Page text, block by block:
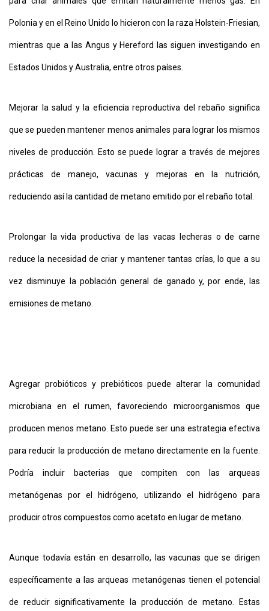
Polonia y en el Reino Unido lo hicieron con la raza Holstein-Friesian,
mientras que a las Angus y Hereford las siguen investigando en
Estados Unidos y Australia, entre otros países.
Mejorar la salud y la eficiencia reproductiva del rebaño significa
que se pueden mantener menos animales para lograr los mismos
niveles de producción. Esto se puede lograr a través de mejores
prácticas de manejo, vacunas y mejoras en la nutrición,
reduciendo así la cantidad de metano emitido por el rebaño total.
Prolongar la vida productiva de las vacas lecheras o de carne
reduce la necesidad de criar y mantener tantas crías, lo que a su
vez disminuye la población general de ganado y, por ende, las
emisiones de metano.
Agregar probióticos y prebióticos puede alterar la comunidad
microbiana en el rumen, favoreciendo microorganismos que
producen menos metano. Esto puede ser una estrategia efectiva
para reducir la producción de metano directamente en la fuente.
Podría incluir bacterias que compiten con las arqueas
metanógenas por el hidrógeno, utilizando el hidrógeno para
producir otros compuestos como acetato en lugar de metano.
Aunque todavía están en desarrollo, las vacunas que se dirigen
específicamente a las arqueas metanógenas tienen el potencial
de reducir significativamente la producción de metano. Estas